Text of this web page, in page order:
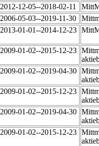
2012-12-05--2018-02-11
2006-05-03--2019-11-30
2013-01-01--2014-12-23
2009-01-02--2015-12-23
2009-01-02--2019-04-30
2009-01-02--2015-12-23
2009-01-02--2019-04-30
2009-01-02--2015-12-23